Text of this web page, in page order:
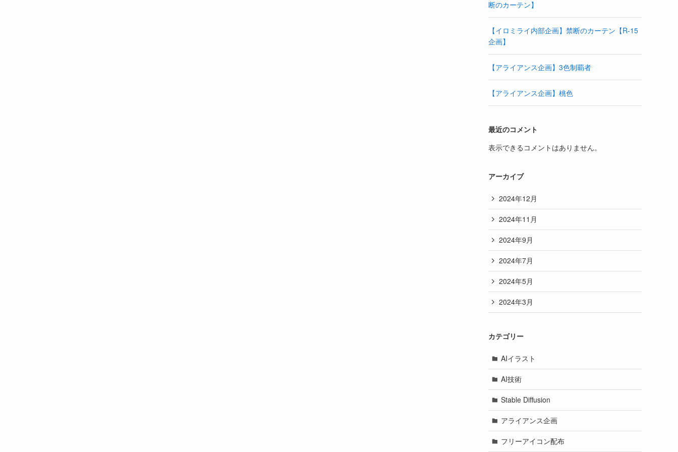
断のカーテン】
【イロミライ内部企画】禁断のカーテン【R-15
企画】
【アライアンス企画】3色制覇者
【アライアンス企画】桃色
最近のコメント
表示できるコメントはありません。
アーカイブ
2024年12月
2024年11月
2024年9月
2024年7月
2024年5月
2024年3月
カテゴリー
AIイラスト
AI技術
Stable Diffusion
アライアンス企画
フリーアイコン配布